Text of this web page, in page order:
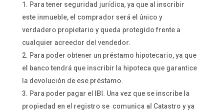
Para tener seguridad jurídica, ya que al inscribir
este inmueble, el comprador será el único y
verdadero propietario y queda protegido frente a
cualquier acreedor del vendedor.
Para poder obtener un préstamo hipotecario, ya que
el banco tendrá que inscribir la hipoteca que garantice
la devolución de ese préstamo.
Para poder pagar el IBI. Una vez que se inscribe la
propiedad en el registro se comunica al Catastro y ya